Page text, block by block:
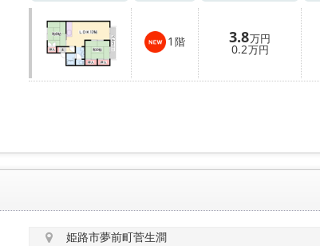
1 階 3.8万円
0.2万円
姫路市夢前町菅生澗